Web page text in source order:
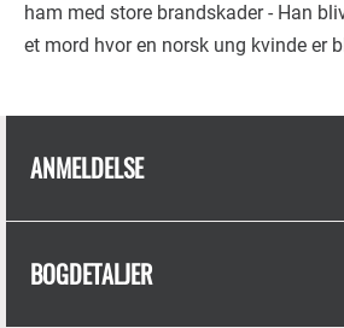
ham med store brandskader - Han
et mord hvor en norsk ung kvinde er
ANMELDELSE
BOGDETALJER